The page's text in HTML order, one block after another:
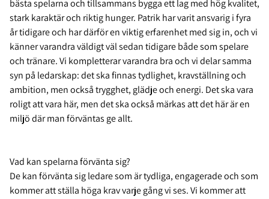
bästa spelarna och tillsammans bygga ett lag med hög kvalitet,
stark karaktär och riktig hunger. Patrik har varit ansvarig i fyra
år tidigare och har därför en viktig erfarenhet med sig in, och vi
känner varandra väldigt väl sedan tidigare både som spelare
och tränare. Vi kompletterar varandra bra och vi delar samma
syn på ledarskap: det ska finnas tydlighet, kravställning och
ambition, men också trygghet, glädje och energi. Det ska vara
roligt att vara här, men det ska också märkas att det här är en
miljö där man förväntas ge allt.
Vad kan spelarna förvänta sig?
De kan förvänta sig ledare som är tydliga, engagerade och som
kommer att ställa höga krav varje gång vi ses. Vi kommer att